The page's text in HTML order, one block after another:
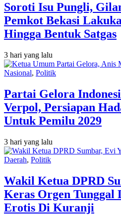
Soroti Isu Pungli,
Pemkot Bekasi
Hingga Bentuk Satgas
3 hari yang lalu
Nasional, Politik
Partai Gelora
Verpol, Persiapan
Untuk Pemilu 2029
3 hari yang lalu
Daerah, Politik
Wakil Ketua DPRD
Keras Orgen
Erotis Di Kuranji